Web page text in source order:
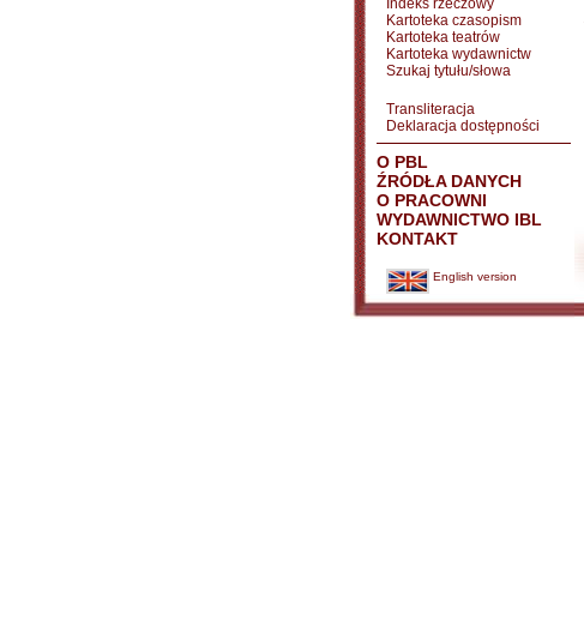
Indeks rzeczowy
Kartoteka czasopism
Kartoteka teatrów
Kartoteka wydawnictw
Szukaj tytułu/słowa
Transliteracja
Deklaracja dostępności
O PBL
ŹRÓDŁA DANYCH
O PRACOWNI
WYDAWNICTWO IBL
KONTAKT
English version